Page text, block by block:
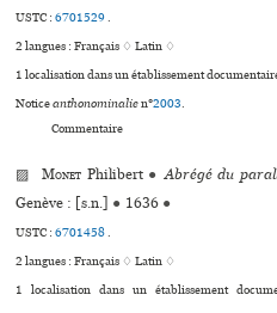
USTC :6701529.
2 langues :Français ♢Latin ♢
1 localisation dans un établissement
Noticeanthonominalien°2003.
Commentaire
▨Monet Philibert ● Abrégé du
Genève : [s.n.] ● 1636 ●
USTC :6701458.
2 langues :Français ♢Latin ♢
1 localisation dans un établissement